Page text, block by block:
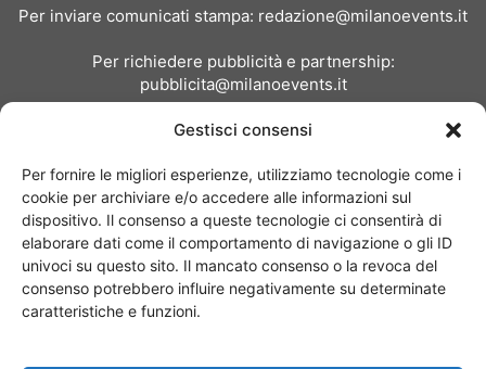
Gestisci consensi
Per fornire le migliori esperienze, utilizziamo tecnologie come i
cookie per archiviare e/o accedere alle informazioni sul
dispositivo. Il consenso a queste tecnologie ci consentirà di
elaborare dati come il comportamento di navigazione o gli ID
univoci su questo sito. Il mancato consenso o la revoca del
consenso potrebbero influire negativamente su determinate
caratteristiche e funzioni.
Per inviare comunicati stampa: redazione@milanoevents.it
Per richiedere pubblicità e partnership:
pubblicita@milanoevents.it
Chi siamo I Nostri Clienti